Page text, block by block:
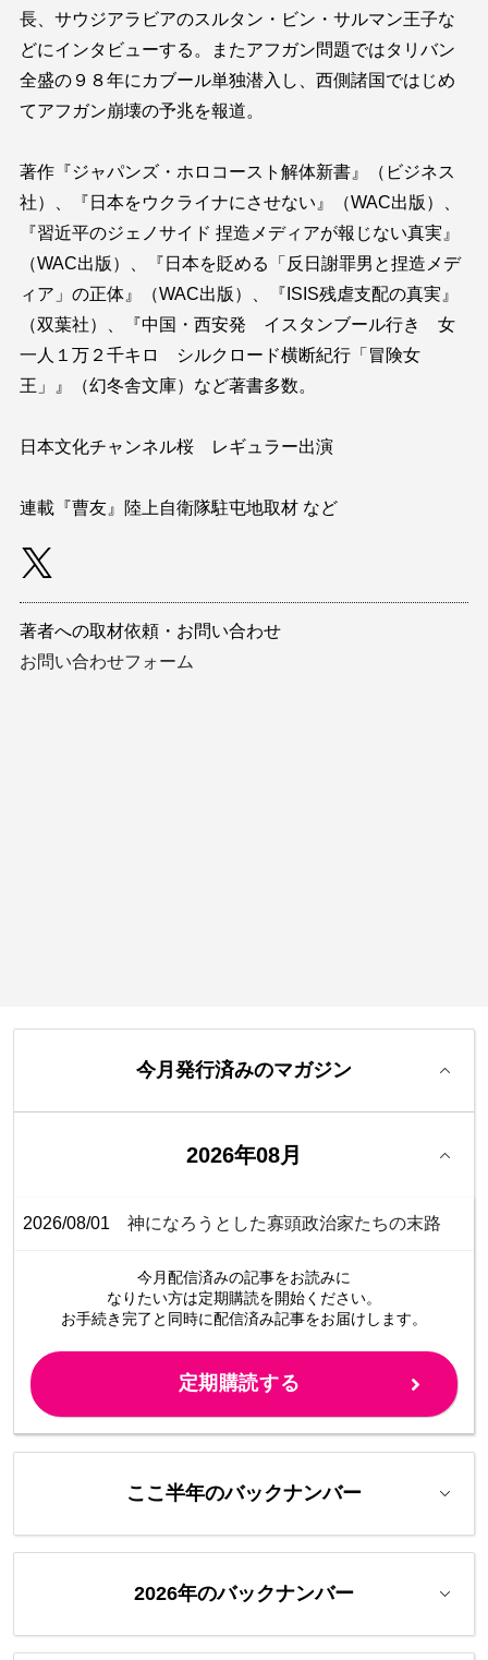
長、サウジアラビアのスルタン・ビン・サルマン王子な
どにインタビューする。またアフガン問題ではタリバン
全盛の９８年にカブール単独潜入し、西側諸国ではじめ
てアフガン崩壊の予兆を報道。
著作『ジャパンズ・ホロコースト解体新書』（ビジネス
社）、『日本をウクライナにさせない』（WAC出版）、
『習近平のジェノサイド 捏造メディアが報じない真実』
（WAC出版）、『日本を貶める「反日謝罪男と捏造メデ
ィア」の正体』（WAC出版）、『ISIS残虐支配の真実』
（双葉社）、『中国・西安発 イスタンブール行き 女
一人１万２千キロ シルクロード横断紀行「冒険女
王」』（幻冬舎文庫）など著書多数。
日本文化チャンネル桜 レギュラー出演
連載『曹友』陸上自衛隊駐屯地取材 など
著者への取材依頼・お問い合わせ
お問い合わせフォーム
今月発行済みのマガジン
2026年08月
2026/08/01 神になろうとした寡頭政治家たちの末路
今月配信済みの記事をお読みに
なりたい方は定期購読を開始ください。
お手続き完了と同時に配信済み記事をお届けします。
定期購読する
ここ半年のバックナンバー
2026年のバックナンバー